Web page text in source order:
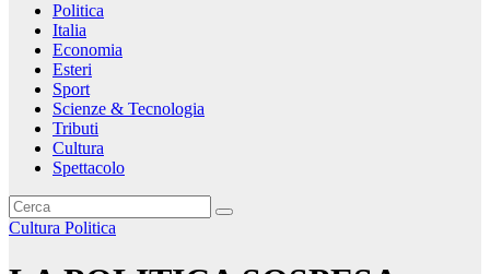
Politica
Italia
Economia
Esteri
Sport
Scienze & Tecnologia
Tributi
Cultura
Spettacolo
Cultura Politica